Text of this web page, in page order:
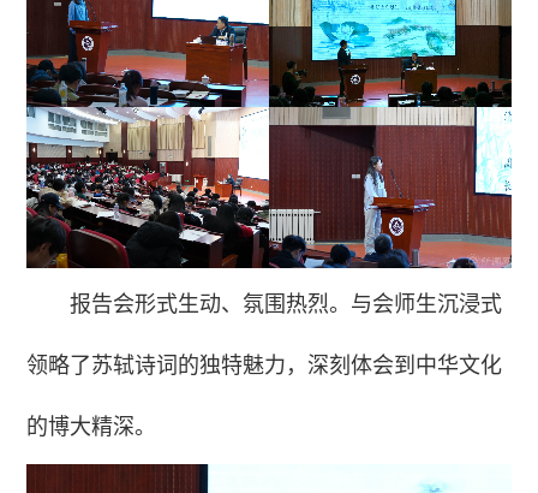
报告会形式生动、氛围热烈。与会师生沉浸式
领略了苏轼诗词的独特魅力，深刻体会到中华文化
的博大精深。